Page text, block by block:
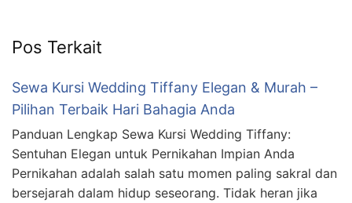
Pos Terkait
Sewa Kursi Wedding Tiffany Elegan & Murah –
Pilihan Terbaik Hari Bahagia Anda
Panduan Lengkap Sewa Kursi Wedding Tiffany:
Sentuhan Elegan untuk Pernikahan Impian Anda
Pernikahan adalah salah satu momen paling sakral dan
bersejarah dalam hidup seseorang. Tidak heran jika